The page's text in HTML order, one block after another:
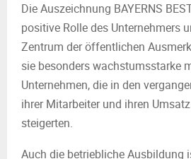
Die Auszeichnung BAYERNS
positive Rolle des Unternehmers
Zentrum der öffentlichen
sie besonders wachstumsstarke
Unternehmen, die in den
ihrer Mitarbeiter und ihren
steigerten.
Auch die betriebliche Ausbildung